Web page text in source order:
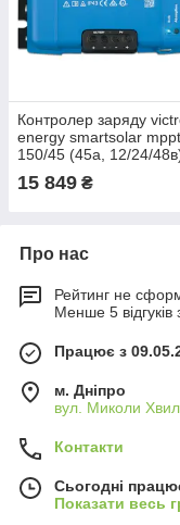
Контролер заряду
energy smartsolar mppt
150/45 (45а, 12/24/
15 849 ₴
Про нас
Рейтинг не
Менше 5 відгуків
Працює з
м. Дніпро
вул. Миколи
Контакти
Сьогодні
Показати весь